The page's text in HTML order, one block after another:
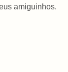
amiguinhos.